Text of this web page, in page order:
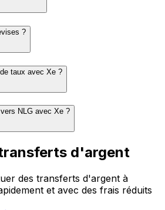
?
taux avec Xe ?
NLG avec Xe ?
d'argent
des transferts d'argent à
et avec des frais réduits